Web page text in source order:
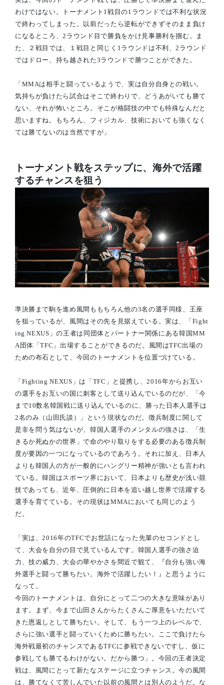
わけではない。トーナメント1戦目の1ラウンドでは不利な状況
で終わってしまった。以前だったら逆転ができずそのまま負け
になるところ、2ラウンド目で勝負をかけ見事勝利を掴む。ま
た、２戦目では、１戦目と同じく1ラウンドは不利、2ラウンド
ではドロー、持ち越された3ラウンドで勝つことができた。
「MMAは相手と闘っているようで、実は自分自身との戦い。
気持ちが負けたら試合はそこで終わりで、どうあがいても勝て
ない、それが怖いところ。そこが格闘技の中でも特殊なんだと
思いますね。もちろん、フィジカル、技術においても強くなく
ては勝てないのは当然ですが」
トーナメント戦をステップに、海外で活躍
するチャンスを狙う
準決勝まで駒を進め風間ももちろん他の3名の選手同様、王座
を狙っているが、風間はその先を見据えている。実は、「Fight
ing NEXUS」の王者は同団体とパートナー関係にある韓国MM
A団体「TFC」出場することができるのだ。風間はTFC出場の
ための布石として、今回のトーナメントを位置づけている。
「Fighting NEXUS」は「TFC」と提携し、2016年からお互い
の選手をお互いの国に刺客として送り込んでいるのだが、「今
まで10数名韓国戦に送り込んでいるのに、勝った日本人選手は
2名のみ（山田氏談）」という現状なのだ。徴兵制度に関して
是非を問う気はないが、韓国人選手のメンタルの強さは、「生
きるか死ぬかの世界」で命のやり取りをする必要のある徴兵制
度が要因の一つになっているのであろう。それに加え、日本人
よりも韓国人の方が一般的にハングリー精神が強いとも言われ
ている。韓国はスポーツ界において、日本よりも歴史が浅い競
技であっても、近年、圧倒的に日本を追い越し世界で活躍する
選手を育てている。その現状はMMAにおいても同じのよう
だ。
「実は、2016年のTFCでお世話になった先輩のセコンドとし
て、大会を自分の目で見ているんです。韓国人選手の強さ迫
力、技の威力、大会の華やかさを間近で観て、『自分も強い海
外選手と闘って勝ちたい。海外で活躍したい！』と思うように
なって。
今回のトーナメントは、自分にとって二つの大きな意味があり
ます。まず、今まで山田さんからたくさんご厚意をいただいて
きた恩返しとして勝ちたい。そして、もう一つ上のレベルで、
さらに強い選手と闘っていくために勝ちたい。ここで負けたら
海外戦最初のチャンスであるTFCに参戦できないですし、仮に
参戦しても勝てるわけがない。だから勝つ」。今回の王者決定
戦は、風間にとって新たなステージに立つチャンス。今の風間
は、勝てなくて苦しんでいた以前の風間とは別人のようだ。な